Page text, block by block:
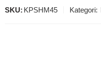
SKU: KPSHM45 Kategori: